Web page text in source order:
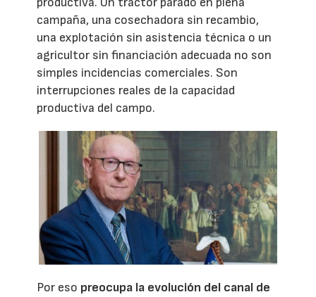
campaña, una cosechadora sin recambio,
una explotación sin asistencia técnica o un
agricultor sin financiación adecuada no son
simples incidencias comerciales. Son
interrupciones reales de la capacidad
productiva del campo.
Por eso preocupa la evolución del canal de